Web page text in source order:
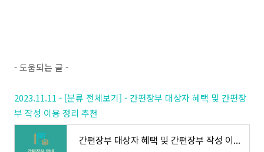
- 도움되는 글 -
2023.11.11 - [분류 전체보기] - 간편장부 대상자 혜택 및 간편장
부 작성 이용 정리 추천
간편장부 대상자 혜택 및 간편장부 작성 이용 정리 추천